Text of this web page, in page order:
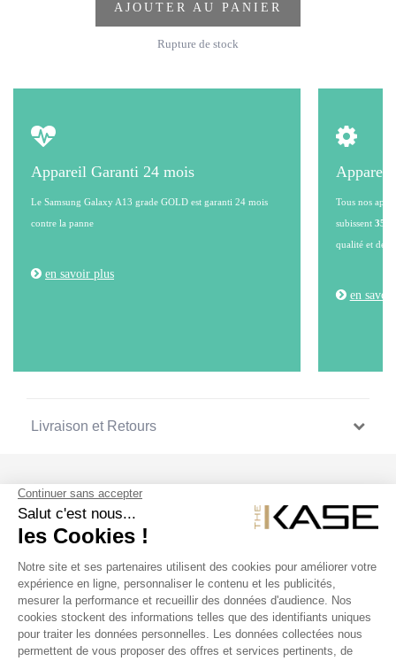
AJOUTER AU PANIER
Rupture de stock
Appareil Garanti 24 mois
Le Samsung Galaxy A13 grade GOLD est garanti 24 mois
contre la panne
en savoir plus
Appareil
Tous nos
subissent 35
qualité et de
en
Livraison et Retours
NOS PRODUITS
THE KASE